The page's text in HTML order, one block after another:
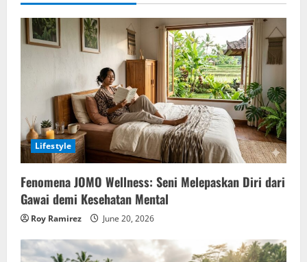
Lifestyle
Fenomena JOMO Wellness: Seni Melepaskan Diri dari
Gawai demi Kesehatan Mental
Roy Ramirez June 20, 2026